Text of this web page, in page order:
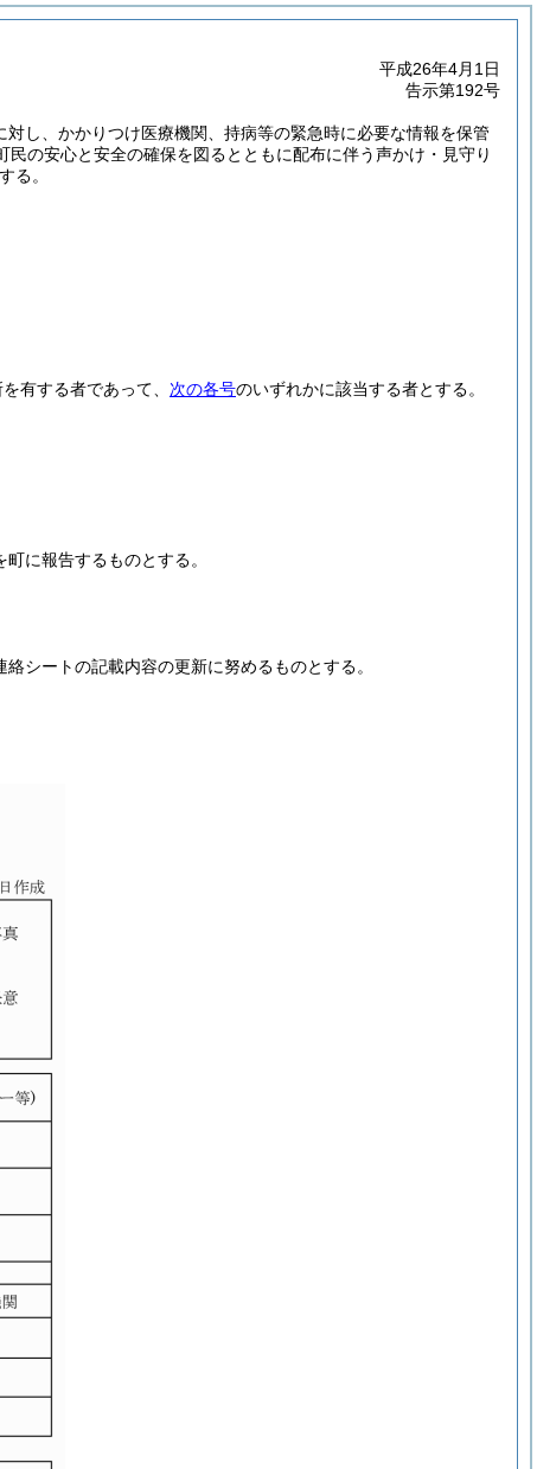
平成26年4月1日
告示第192号
し、かかりつけ医療機関、持病等の緊急時に必要な情報を保管
民の安心と安全の確保を図るとともに配布に伴う声かけ・見守り
る。
有する者であって、 次の各号のいずれかに該当する者とする。
に報告するものとする。
シートの記載内容の更新に努めるものとする。